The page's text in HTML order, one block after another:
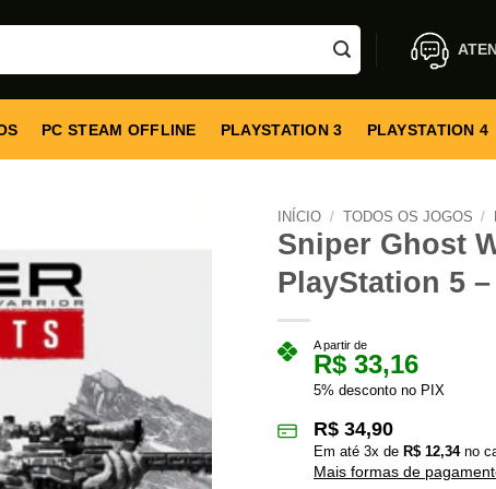
PC STEAM OFFLINE PLAYSTATION 3 PLAYSTATION 4
INÍCIO / TODOS OS JOGOS /
Sniper Ghost
PlayStation 5
A partir de
R$ 33,16
5% desconto no PIX
R$ 34,90
Em até 3x de R$ 12,34no
Mais formas de